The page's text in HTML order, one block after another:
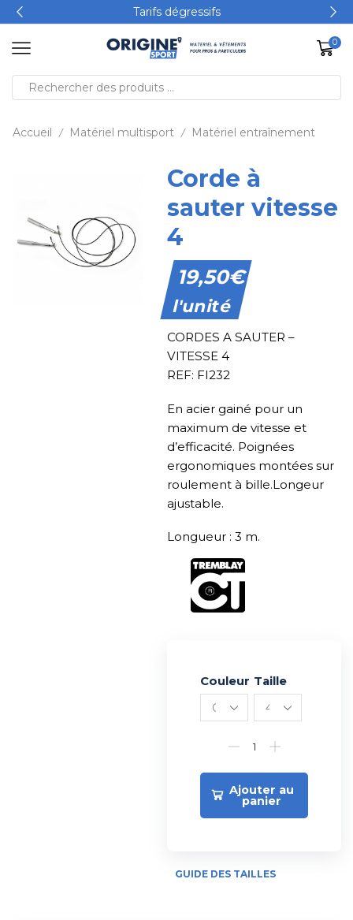
Tarifs dégressifs
0
Accueil / Matériel multisport / Matériel entraînement
Corde à
sauter vitesse
4
19,50€
l'unité
CORDES A SAUTER –
VITESSE 4
REF: FI232
En acier gainé pour un
maximum de vitesse et
d’efficacité. Poignées
ergonomiques montées sur
roulement à bille.Longeur
ajustable.
Longueur : 3 m.
Couleur Taille
Ajouter au
panier
Alternative:
GUIDE DES TAILLES